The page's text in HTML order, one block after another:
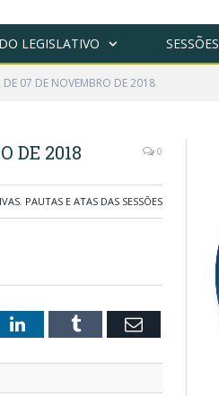
LEGISLATIVO SESSÕES
07 DE NOVEMBRO DE 2018
DE 2018 0
, PAUTAS E ATAS DAS SESSÕES
LinkedInTumblr Email